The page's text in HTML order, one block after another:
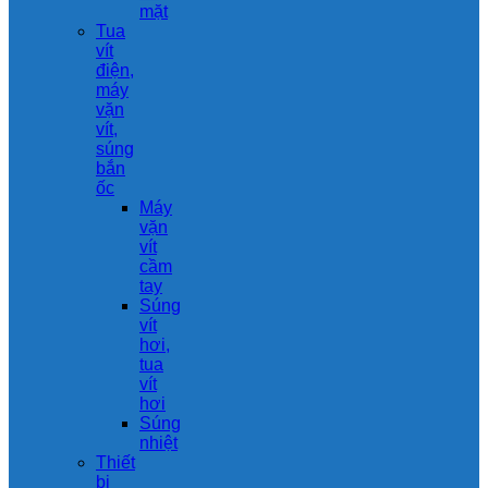
mặt
Tua
vít
điện,
máy
vặn
vít,
súng
bắn
ốc
Máy
vặn
vít
cầm
tay
Súng
vít
hơi,
tua
vít
hơi
Súng
nhiệt
Thiết
bị